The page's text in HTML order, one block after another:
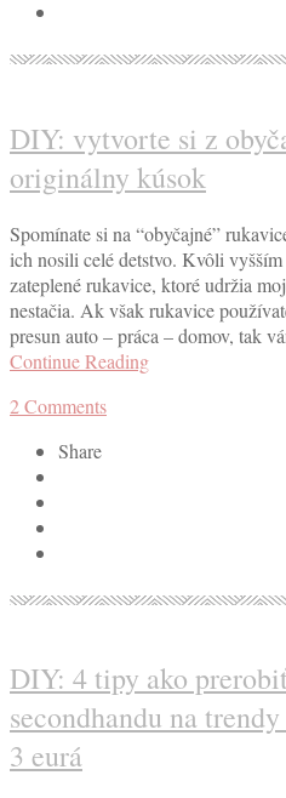
DIY: vytvorte si z
originálny kúsok
Spomínate si na “obyčajné”
ich nosili celé detstvo. Kvôli vyšším
zateplené rukavice, ktoré udržia
nestačia. Ak však rukavice
presun auto – práca – domov, tak
Continue Reading
2Comments
Share
DIY: 4 tipy ako
secondhandu na
3 eurá